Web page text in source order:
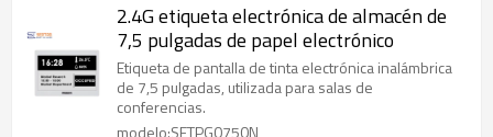
2.4G etiqueta electrónica de almacén de
7,5 pulgadas de papel electrónico
Etiqueta de pantalla de tinta electrónica inalámbrica
de 7,5 pulgadas, utilizada para salas de
conferencias.
modelo:SETPG0750N